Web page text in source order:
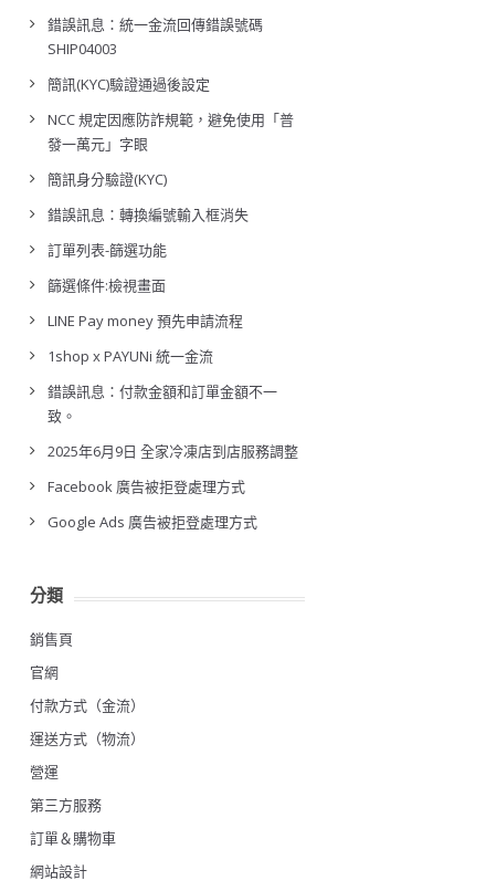
錯誤訊息：統一金流回傳錯誤號碼
SHIP04003
簡訊(KYC)驗證通過後設定
NCC 規定因應防詐規範，避免使用「普
發一萬元」字眼
簡訊身分驗證(KYC)
錯誤訊息：轉換編號輸入框消失
訂單列表-篩選功能
篩選條件:檢視畫面
LINE Pay money 預先申請流程
1shop x PAYUNi 統一金流
錯誤訊息：付款金額和訂單金額不一
致。
2025年6月9日 全家冷凍店到店服務調整
Facebook 廣告被拒登處理方式
Google Ads 廣告被拒登處理方式
分類
銷售頁
官網
付款方式（金流）
運送方式（物流）
營運
第三方服務
訂單＆購物車
網站設計